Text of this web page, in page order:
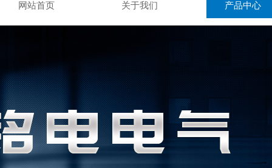
网站首页 关于我们 产品中心